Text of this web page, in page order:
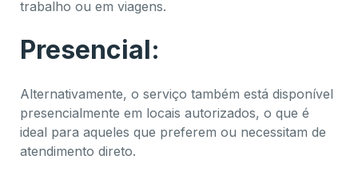
trabalho ou em viagens.
Presencial:
Alternativamente, o serviço também está disponível
presencialmente em locais autorizados, o que é
ideal para aqueles que preferem ou necessitam de
atendimento direto.